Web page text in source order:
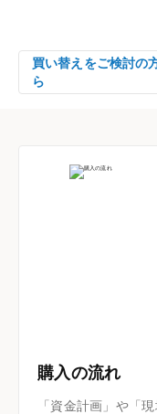
買い替えをご検討の
ら
購入の流れ
「資金計画」や「